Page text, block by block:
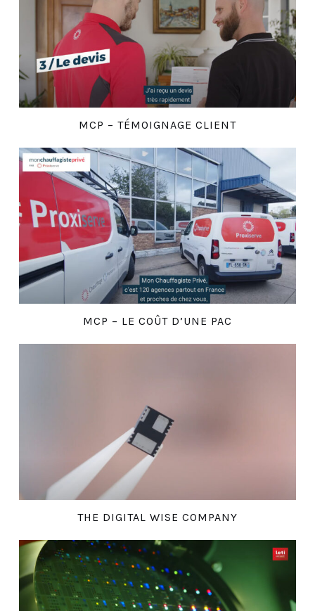
MCP – TÉMOIGNAGE CLIENT
MCP – LE COÛT D’UNE PAC
THE DIGITAL WISE COMPANY